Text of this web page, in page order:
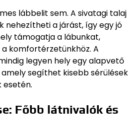
lábbelit sem. A sivatagi talaj
nehezítheti a járást, így egy jó
támogatja a lábunkat,
komfortérzetünkhöz. A
legyen hely egy alapvető
segíthet kisebb sérülések
esetén.
Főbb látnivalók és